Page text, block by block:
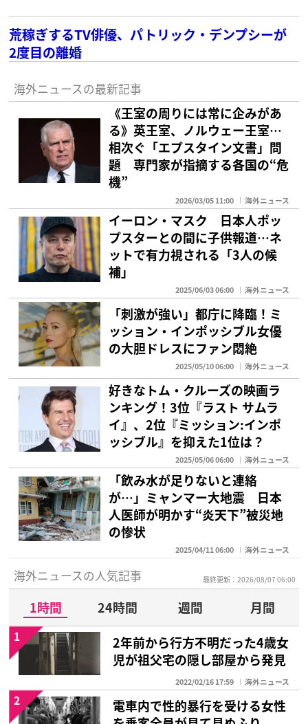
荒稼ぎするTV俳優、パトリック・デンプシーが
2度目の離婚
海外ニュースの最新記事
《王室の周りには常に企みがあ
る》英王室、ノルウェー王室…
相次ぐ「エプスタイン文書」問
題 専門家が指摘する各国の“危
機”
2026/03/05 11:00 海外ニュース
イーロン・マスク 日本人ポッ
プスターとの間に子供報道…ネ
ットで有力視される「3人の候
補」
2025/06/03 06:00 海外ニュース
「刺激が強い」都庁に降臨！ミ
ッション・インポッシブル女優
の大胆ドレスにファン悶絶
2025/05/10 06:00 海外ニュース
好きなトム・クルーズの映画ラ
ンキング！3位『ラスト サムラ
イ』、2位『ミッション:インポ
ッシブル』を抑えた1位は？
2025/05/06 06:00 海外ニュース
「飲み水が足りないと連絡
が…」ミャンマー大地震 日本
人医師が明かす“炎天下”被災地
の惨状
2025/04/11 06:00 海外ニュース
海外ニュースの人気記事 最終更新：2026/08/07 06:00
1時間 24時間 週間
月間
2年前から行方不明だった4歳女
児が祖父宅の隠し部屋から発見
2022/02/16 17:59 海外ニュース
1
電車内で性的暴行を受ける女性
2